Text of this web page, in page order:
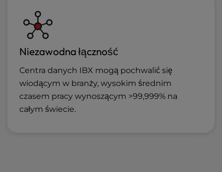
Niezawodna łączność
Centra danych IBX mogą pochwalić się
wiodącym w branży, wysokim średnim
czasem pracy wynoszącym >99,999% na
całym świecie.